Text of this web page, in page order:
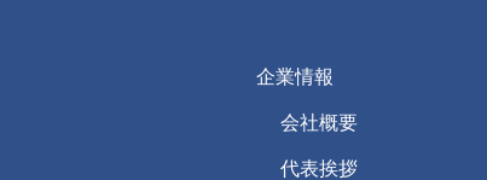
企業情報
会社概要
代表挨拶